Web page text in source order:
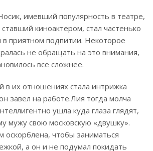
имевший популярность в театре,
киноактером, стал частенько
приятном подпитии. Некоторое
не обращать на это внимания,
все сложнее.
в их отношениях стала интрижка
завел на работе.Лия тогда молча
ушла куда глаза глядят,
мужу свою московскую «двушку».
чтобы заниматься
а он и не подумал покидать